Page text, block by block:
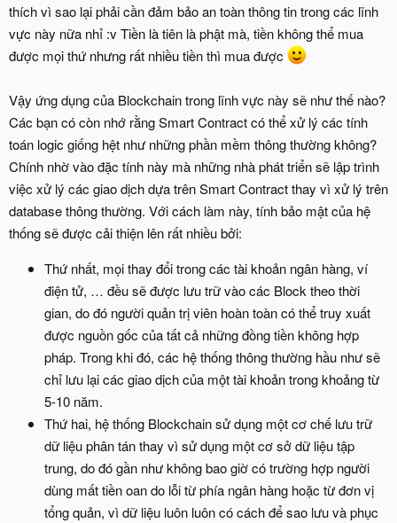
thích vì sao lại phải cần đảm bảo an toàn thông tin trong các lĩnh
vực này nữa nhỉ :v Tiền là tiên là phật mà, tiền không thể mua
được mọi thứ nhưng rất nhiều tiền thì mua được
Vậy ứng dụng của Blockchain trong lĩnh vực này sẽ như thế nào?
Các bạn có còn nhớ rằng Smart Contract có thể xử lý các tính
toán logic giống hệt như những phần mềm thông thường không?
Chính nhờ vào đặc tính này mà những nhà phát triển sẽ lập trình
việc xử lý các giao dịch dựa trên Smart Contract thay vì xử lý trên
database thông thường. Với cách làm này, tính bảo mật của hệ
thống sẽ được cải thiện lên rất nhiều bởi:
Thứ nhất, mọi thay đổi trong các tài khoản ngân hàng, ví
điện tử, … đều sẽ được lưu trữ vào các Block theo thời
gian, do đó người quản trị viên hoàn toàn có thể truy xuất
được nguồn gốc của tất cả những đồng tiền không hợp
pháp. Trong khi đó, các hệ thống thông thường hầu như sẽ
chỉ lưu lại các giao dịch của một tài khoản trong khoảng từ
5-10 năm.
Thứ hai, hệ thống Blockchain sử dụng một cơ chế lưu trữ
dữ liệu phân tán thay vì sử dụng một cơ sở dữ liệu tập
trung, do đó gần như không bao giờ có trường hợp người
dùng mất tiền oan do lỗi từ phía ngân hàng hoặc từ đơn vị
tổng quản, vì dữ liệu luôn luôn có cách để sao lưu và phục